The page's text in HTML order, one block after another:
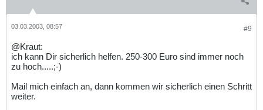
#9
03.03.2003, 08:57
@Kraut:
ich kann Dir sicherlich helfen. 250-300 Euro sind immer noch
zu hoch.....;-)
Mail mich einfach an, dann kommen wir sicherlich einen Schritt
weiter.